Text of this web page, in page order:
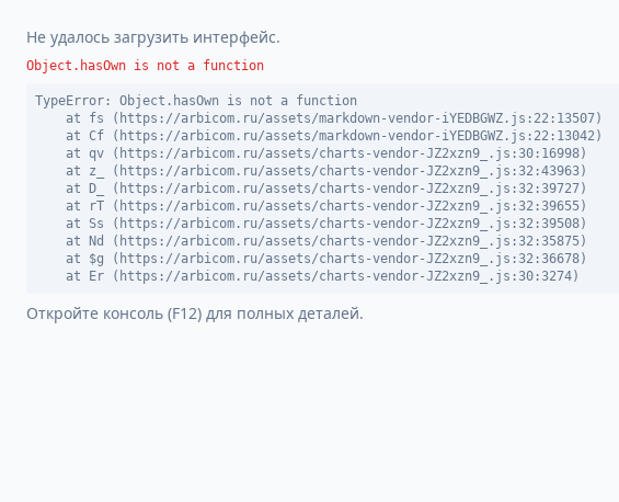
Не удалось загрузить интерфейс.
Object.hasOwn is not a function
TypeError: Object.hasOwn is not a function
    at fs (https://arbicom.ru/assets/markdown-vendor-iYEDBGWZ.js:22:13507)
    at Cf (https://arbicom.ru/assets/markdown-vendor-iYEDBGWZ.js:22:13042)
    at qv (https://arbicom.ru/assets/charts-vendor-JZ2xzn9_.js:30:16998)
    at z_ (https://arbicom.ru/assets/charts-vendor-JZ2xzn9_.js:32:43963)
    at D_ (https://arbicom.ru/assets/charts-vendor-JZ2xzn9_.js:32:39727)
    at rT (https://arbicom.ru/assets/charts-vendor-JZ2xzn9_.js:32:39655)
    at Ss (https://arbicom.ru/assets/charts-vendor-JZ2xzn9_.js:32:39508)
    at Nd (https://arbicom.ru/assets/charts-vendor-JZ2xzn9_.js:32:35875)
    at $g (https://arbicom.ru/assets/charts-vendor-JZ2xzn9_.js:32:36678)
    at Er (https://arbicom.ru/assets/charts-vendor-JZ2xzn9_.js:30:3274)
Откройте консоль (F12) для полных деталей.